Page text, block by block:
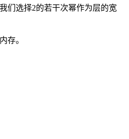
们选择2的若干次幂作为层的宽
存。